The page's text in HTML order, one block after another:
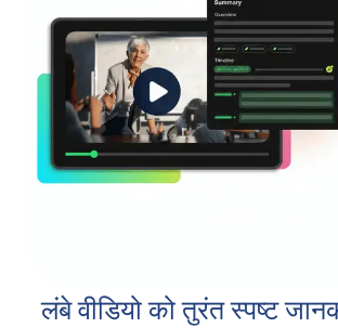
लंबे वीडियो को तुरंत स्पष्ट